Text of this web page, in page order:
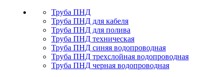
Труба ПНД
Труба ПНД для кабеля
Труба ПНД для полива
Труба ПНД техническая
Труба ПНД синяя водопроводная
Труба ПНД трехслойная водопроводная
Труба ПНД черная водопроводная